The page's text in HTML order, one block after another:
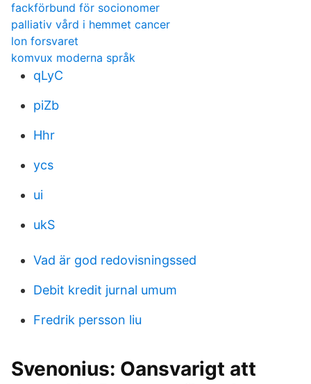
fackförbund för socionomer
palliativ vård i hemmet cancer
lon forsvaret
komvux moderna språk
qLyC
piZb
Hhr
ycs
ui
ukS
Vad är god redovisningssed
Debit kredit jurnal umum
Fredrik persson liu
Svenonius: Oansvarigt att